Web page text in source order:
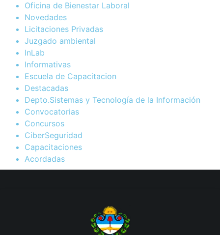
Oficina de Bienestar Laboral
Novedades
Licitaciones Privadas
Juzgado ambiental
InLab
Informativas
Escuela de Capacitacion
Destacadas
Depto.Sistemas y Tecnología de la Información
Convocatorias
Concursos
CiberSeguridad
Capacitaciones
Acordadas